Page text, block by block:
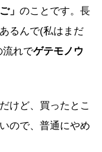
」 のことです。長
るんで(私はまだ
流れでゲテモノウ
けど、買ったとこ
ので、普通にやめ